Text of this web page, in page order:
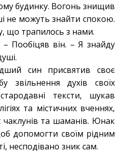
будинку. Вогонь знищив
не можуть знайти спокою.
що трапилось з нами.
Пообіцяв він. – Я знайду
син присвятив своє
звільнення духів своїх
тексти, шукав
та містичних вченнях,
чаклунів та шаманів. Юнак
допомогти своїм рідним
несподівано зник сам.